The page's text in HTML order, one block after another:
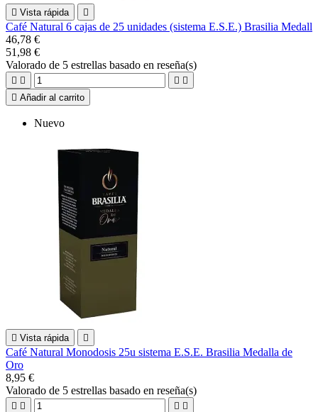
 Vista rápida 
Café Natural 6 cajas de 25 unidades (sistema E.S.E.) Brasilia Medall
46,78 €
51,98 €
Valorado de 5 estrellas basado en reseña(s)
   
 Añadir al carrito
Nuevo
 Vista rápida 
Café Natural Monodosis 25u sistema E.S.E. Brasilia Medalla de
Oro
8,95 €
Valorado de 5 estrellas basado en reseña(s)
   